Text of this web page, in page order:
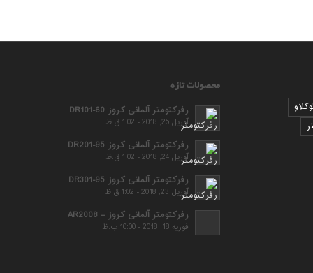
محصولات تازه
رفرکتومتر آلمانی کروز DR101-60
آوریل 25, 2018 - 1:02 ق.ظ
رفرکتومتر آلمانی کروز DR201-95
آوریل 24, 2018 - 1:02 ق.ظ
رفرکتومتر آلمانی کروز DR301-95
آوریل 23, 2018 - 1:02 ق.ظ
رفرکتومتر آلمانی کروز – AR2008
فوریه 18, 2018 - 10:00 ب.ظ